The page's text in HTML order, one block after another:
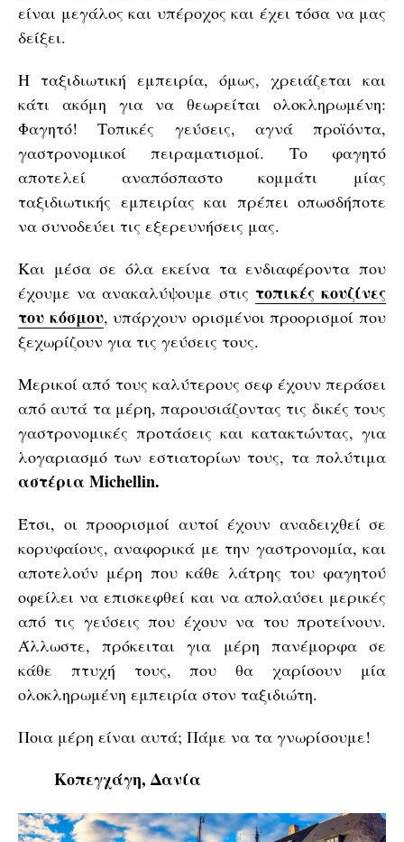
είναι μεγάλος και υπέροχος και έχει τόσα να μας
δείξει.
Η ταξιδιωτική εμπειρία, όμως, χρειάζεται και
κάτι ακόμη για να θεωρείται ολοκληρωμένη:
Φαγητό! Τοπικές γεύσεις, αγνά προϊόντα,
γαστρονομικοί πειραματισμοί. Το φαγητό
αποτελεί αναπόσπαστο κομμάτι μίας
ταξιδιωτικής εμπειρίας και πρέπει οπωσδήποτε
να συνοδεύει τις εξερευνήσεις μας.
Και μέσα σε όλα εκείνα τα ενδιαφέροντα που
έχουμε να ανακαλύψουμε στις τοπικές κουζίνες
του κόσμου, υπάρχουν ορισμένοι προορισμοί που
ξεχωρίζουν για τις γεύσεις τους.
Μερικοί από τους καλύτερους σεφ έχουν περάσει
από αυτά τα μέρη, παρουσιάζοντας τις δικές τους
γαστρονομικές προτάσεις και κατακτώντας, για
λογαριασμό των εστιατορίων τους, τα πολύτιμα
αστέρια Michellin.
Έτσι, οι προορισμοί αυτοί έχουν αναδειχθεί σε
κορυφαίους, αναφορικά με την γαστρονομία, και
αποτελούν μέρη που κάθε λάτρης του φαγητού
οφείλει να επισκεφθεί και να απολαύσει μερικές
από τις γεύσεις που έχουν να του προτείνουν.
Άλλωστε, πρόκειται για μέρη πανέμορφα σε
κάθε πτυχή τους, που θα χαρίσουν μία
ολοκληρωμένη εμπειρία στον ταξιδιώτη.
Ποια μέρη είναι αυτά; Πάμε να τα γνωρίσουμε!
Κοπεγχάγη, Δανία